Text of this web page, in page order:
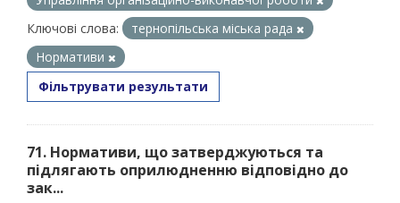
Ключові слова:
тернопільська міська рада
Нормативи
Фільтрувати результати
71. Нормативи, що затверджуються та
підлягають оприлюдненню відповідно до
зак...